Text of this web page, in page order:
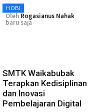
HOBI
Oleh Rogasianus Nahak
baru saja
SMTK Waikabubak
Terapkan Kedisiplinan
dan Inovasi
Pembelajaran Digital